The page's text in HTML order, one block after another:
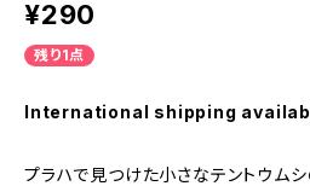
¥290
残り1点
International shipping
プラハで見つけた小さなテントウムシ